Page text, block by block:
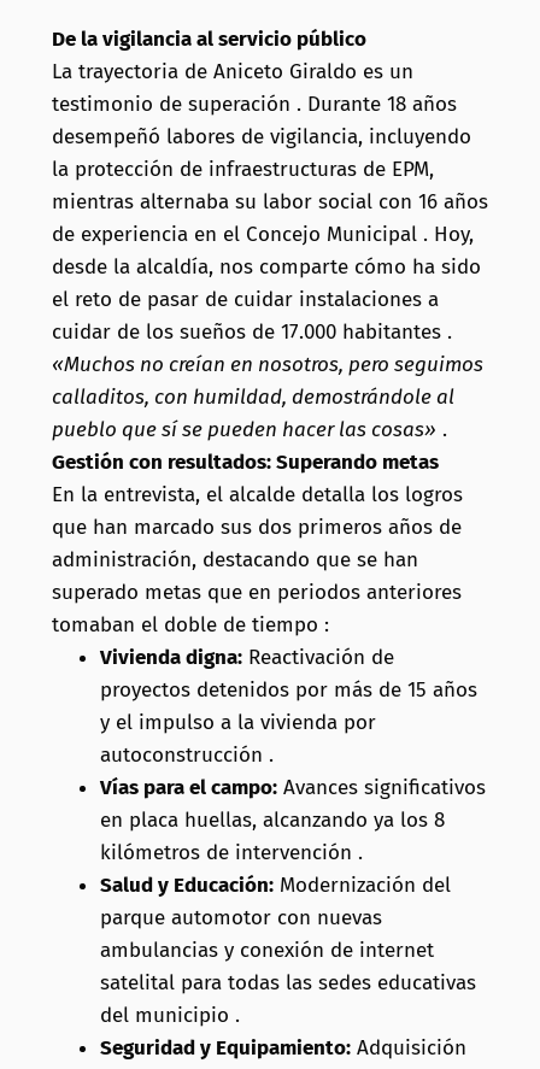
De la vigilancia al servicio público
La trayectoria de Aniceto Giraldo es un
testimonio de superación . Durante 18 años
desempeñó labores de vigilancia, incluyendo
la protección de infraestructuras de EPM,
mientras alternaba su labor social con 16 años
de experiencia en el Concejo Municipal . Hoy,
desde la alcaldía, nos comparte cómo ha sido
el reto de pasar de cuidar instalaciones a
cuidar de los sueños de 17.000 habitantes .
«Muchos no creían en nosotros, pero seguimos
calladitos, con humildad, demostrándole al
pueblo que sí se pueden hacer las cosas» .
Gestión con resultados: Superando metas
En la entrevista, el alcalde detalla los logros
que han marcado sus dos primeros años de
administración, destacando que se han
superado metas que en periodos anteriores
tomaban el doble de tiempo :
Vivienda digna:Reactivación de
proyectos detenidos por más de 15 años
y el impulso a la vivienda por
autoconstrucción .
Vías para el campo:Avances significativos
en placa huellas, alcanzando ya los 8
kilómetros de intervención .
Salud y Educación:Modernización del
parque automotor con nuevas
ambulancias y conexión de internet
satelital para todas las sedes educativas
del municipio .
Seguridad y Equipamiento:Adquisición